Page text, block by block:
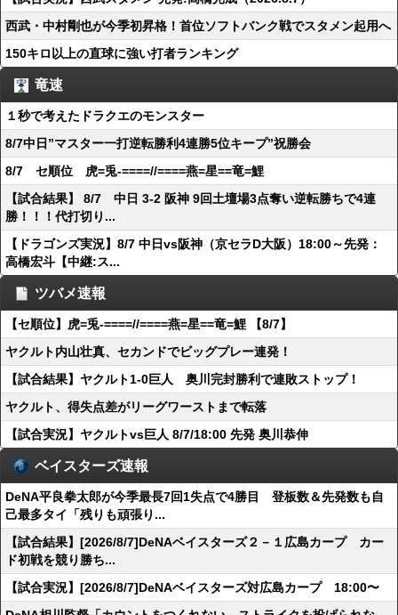
西武・中村剛也が今季初昇格！首位ソフトバンク戦でスタメン起用へ
150キロ以上の直球に強い打者ランキング
竜速
１秒で考えたドラクエのモンスター
8/7中日”マスター一打逆転勝利4連勝5位キープ”祝勝会
8/7 セ順位 虎=兎-====//====燕=星==竜=鯉
【試合結果】 8/7 中日 3-2 阪神 9回土壇場3点奪い逆転勝ちで4連
勝！！！代打切り...
【ドラゴンズ実況】8/7 中日vs阪神（京セラD大阪）18:00～先発：
高橋宏斗【中継:ス...
ツバメ速報
【セ順位】虎=兎-====//====燕=星==竜=鯉 【8/7】
ヤクルト内山壮真、セカンドでビッグプレー連発！
【試合結果】ヤクルト1-0巨人 奥川完封勝利で連敗ストップ！
ヤクルト、得失点差がリーグワーストまで転落
【試合実況】ヤクルトvs巨人 8/7/18:00 先発 奥川恭伸
ベイスターズ速報
DeNA平良拳太郎が今季最長7回1失点で4勝目 登板数＆先発数も自
己最多タイ「残りも頑張り...
【試合結果】[2026/8/7]DeNAベイスターズ２－１広島カープ カー
ド初戦を競り勝ち...
【試合実況】[2026/8/7]DeNAベイスターズ対広島カープ 18:00〜